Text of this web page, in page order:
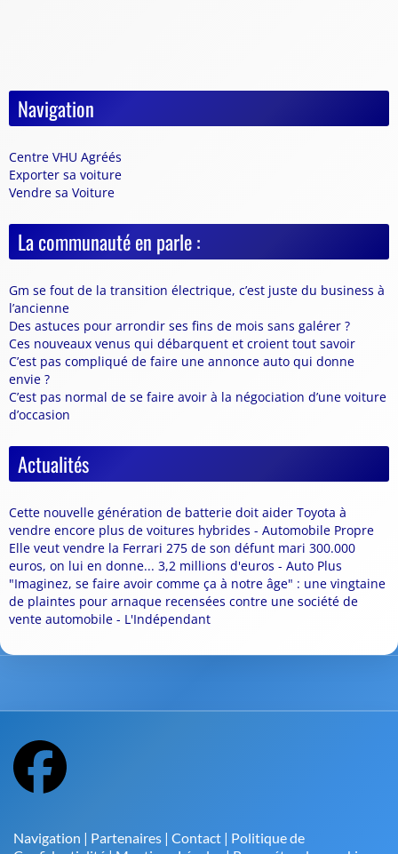
Navigation
Centre VHU Agréés
Exporter sa voiture
Vendre sa Voiture
La communauté en parle :
Gm se fout de la transition électrique, c’est juste du business à
l’ancienne
Des astuces pour arrondir ses fins de mois sans galérer ?
Ces nouveaux venus qui débarquent et croient tout savoir
C’est pas compliqué de faire une annonce auto qui donne
envie ?
C’est pas normal de se faire avoir à la négociation d’une voiture
d’occasion
Actualités
Cette nouvelle génération de batterie doit aider Toyota à
vendre encore plus de voitures hybrides - Automobile Propre
Elle veut vendre la Ferrari 275 de son défunt mari 300.000
euros, on lui en donne... 3,2 millions d'euros - Auto Plus
"Imaginez, se faire avoir comme ça à notre âge" : une vingtaine
de plaintes pour arnaque recensées contre une société de
vente automobile - L'Indépendant
Navigation | Partenaires | Contact | Politique de